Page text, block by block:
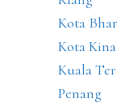
Kota
Kota
Kuala
Penang